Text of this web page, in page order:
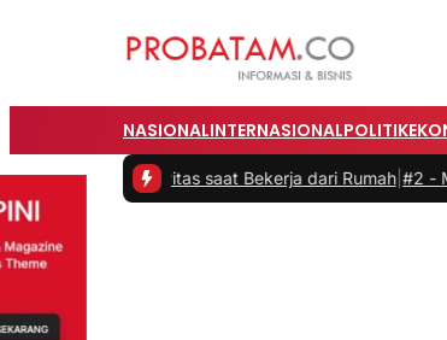
NASIONALINTERNASIONALPOLITIK
saat Bekerja dari Rumah|#2 -Masalah